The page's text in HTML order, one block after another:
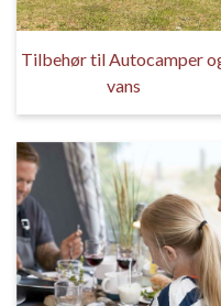
Tilbehør til Autocamper
vans